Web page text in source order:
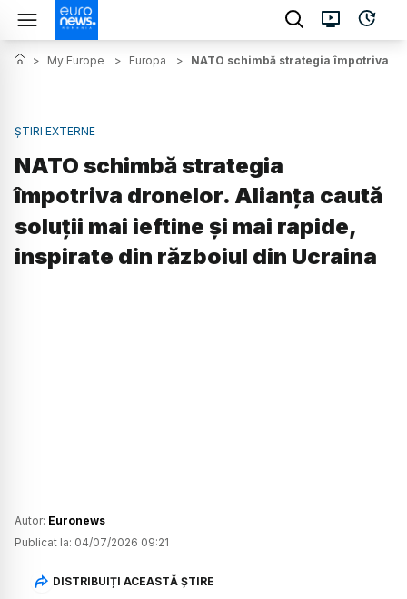
> My Europe > Europa > NATO schimbă strategia împotriva
ȘTIRI EXTERNE
NATO schimbă strategia
împotriva dronelor. Alianța caută
soluții mai ieftine și mai rapide,
inspirate din războiul din Ucraina
Autor: Euronews
Publicat la: 04/07/2026 09:21
DISTRIBUIȚI ACEASTĂ ȘTIRE